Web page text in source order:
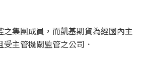
之集團成員，而凱基期貨為經國內主
主管機關監管之公司．